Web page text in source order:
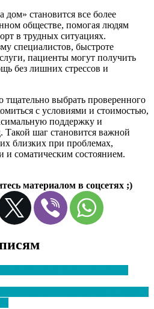
дом» становится все более
обществе, помогая людям
в трудных ситуациях.
специалистов, быстроте
пациенты могут получить
без лишних стрессов и
выбрать проверенного
с условиями и стоимостью,
поддержку и
Такой шаг становится важной
близких при проблемах,
и соматическим состоянием.
материалом в соцсетях ;)